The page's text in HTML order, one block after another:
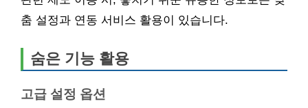
춤 설정과 연동 서비스 활용이 있습니다.
숨은 기능 활용
고급 설정 옵션